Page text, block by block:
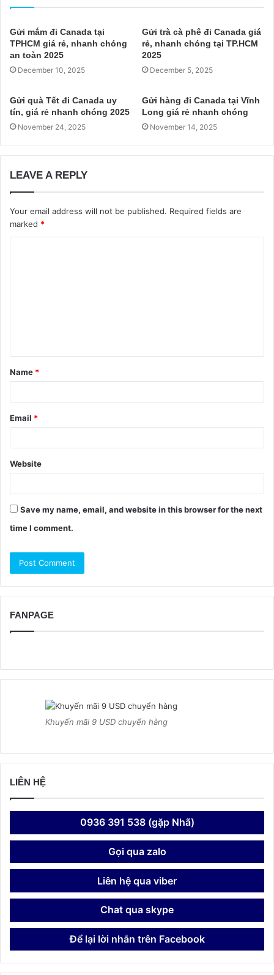
Gửi mắm đi Canada tại
TPHCM giá rẻ, nhanh chóng
an toàn 2025
December 10, 2025
Gửi trà cà phê đi Canada giá
rẻ, nhanh chóng tại TP.HCM
2025
December 5, 2025
Gửi quà Tết đi Canada uy
tín, giá rẻ nhanh chóng 2025
November 24, 2025
Gửi hàng đi Canada tại Vĩnh
Long giá rẻ nhanh chóng
November 14, 2025
LEAVE A REPLY
Your email address will not be published. Required fields are
marked *
Name *
Email *
Website
Save my name, email, and website in this browser for the next
time I comment.
FANPAGE
Khuyến mãi 9 USD chuyển hàng
LIÊN HỆ
0936 391 538 (gặp Nhã)
Gọi qua zalo
Liên hệ qua viber
Chat qua skype
Để lại lời nhắn trên Facebook